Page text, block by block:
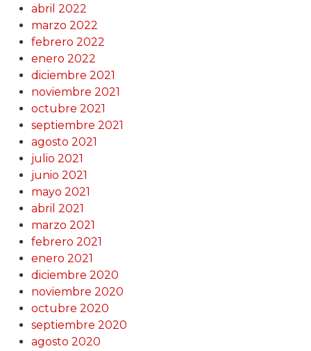
abril 2022
marzo 2022
febrero 2022
enero 2022
diciembre 2021
noviembre 2021
octubre 2021
septiembre 2021
agosto 2021
julio 2021
junio 2021
mayo 2021
abril 2021
marzo 2021
febrero 2021
enero 2021
diciembre 2020
noviembre 2020
octubre 2020
septiembre 2020
agosto 2020